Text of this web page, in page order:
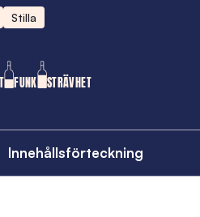
Stilla
FUNK STRÄVHET
Innehållsförteckning